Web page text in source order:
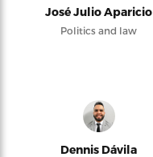
José Julio Aparicio
Politics and law
Dennis Dávila